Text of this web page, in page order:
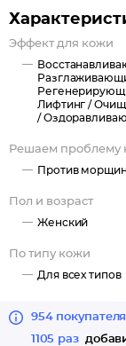
эластичность
Коктейль из
клетки кожи
клеточной
Для всех типов
Эффект для кожи
Лифтинг /
/
Решаем проблему
Против морщин
Пол и возраст
Женский
По типу кожи
Для всех типов
954 покупателя
1105 раз